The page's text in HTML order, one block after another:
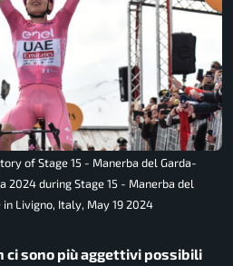
of Stage 15 - Manerba del Garda-
2024 during Stage 15 - Manerba del
Livigno, Italy, May 19 2024
ci sono più aggettivi possibili